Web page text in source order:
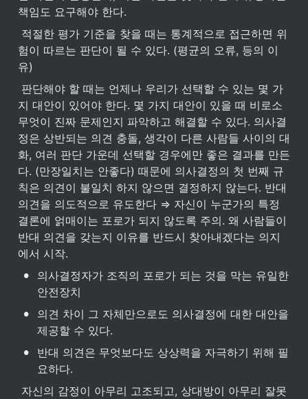
책임도 요구해야 한다.
험이 따르는 판단이 될 수 있다. (평균의 오류, 등의 이
유)
지 대안이 있어야 한다. 몇 가지 대안이 있을 때 비로소
무엇이 진짜 문제인지 파악하고 해결할 수 있다. 의사결
정은 상반되는 의견 충돌, 생각이 다른 사람들 사이의 대
화, 여러 판단 가운데 선택할 경우에만 좋은 결과를 만든
다. (만장일치는 안좋다) 때문에 의사결정의 첫 번째 규
칙은 의견이 불일치 하지 않으면 결정하지 않는다. 반대
의견을 의도적으로 유도한다 ⇒ 자신이 누군가의 특정
결론에 얽매이는 포로가 되지 않도록 주의. 왜 사람들이
반대 의견을 갖는지 이유를 반드시 찾아내겠다는 의지
에서 시작.
•
의사결정자가 조직의 포로가 되는 것을 막는 유일한
안전장치
•
의견 차이 그 자체만으로도 의사결정에 대한 대안을
제공할 수 있다.
•
반대 의견은 무엇보다도 상상력을 자극하기 위해 필
요하다.